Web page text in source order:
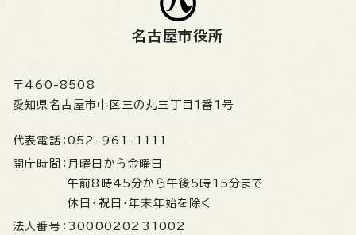
名古屋市役所
〒460-8508
愛知県名古屋市中区三の丸三丁目1番1号
代表電話： 052-961-1111
開庁時間： 月曜日から金曜日
午前8時45分から午後5時15分まで
休日・祝日・年末年始を除く
法人番号： 3000020231002